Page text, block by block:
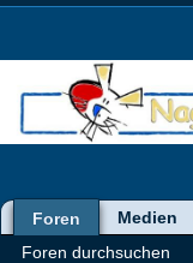
Foren
Foren durchsuchen
Medien